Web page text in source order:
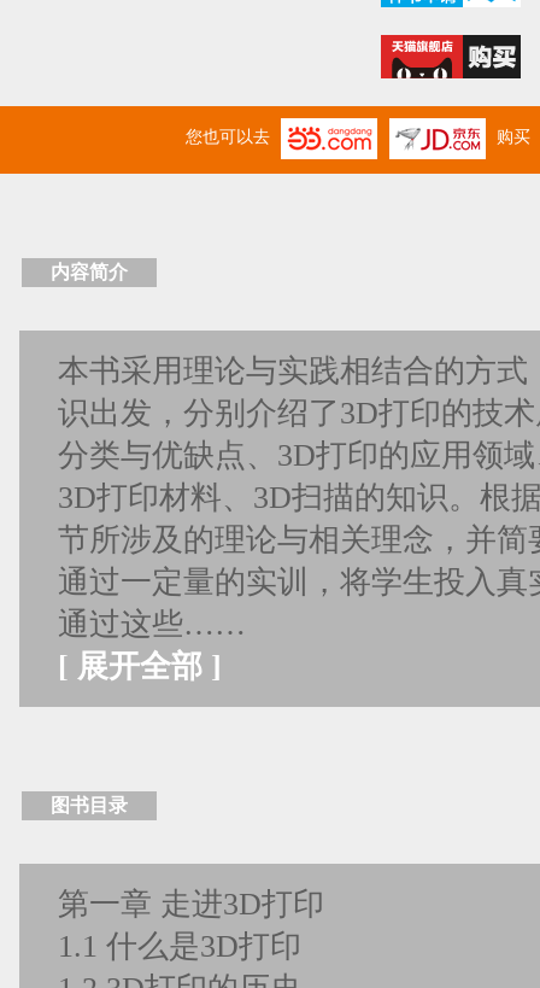
您也可以去 购买
内容简介
本书采用理论与实践相结合的方
识出发，分别介绍了3D打印的技
分类与优缺点、3D打印的应用领
3D打印材料、3D扫描的知识。根
节所涉及的理论与相关理念，并
通过一定量的实训，将学生投入
通过这些……
[ 展开全部 ]
图书目录
第一章 走进3D打印
1.1 什么是3D打印